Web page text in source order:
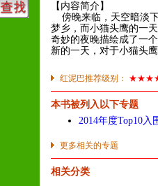
【内容简介】
傍晚来临，天空暗淡
梦乡，而小猫头鹰的一
奇妙的夜晚描绘成了一
新的一天，对于小猫头
红泥巴推荐级别：
本书被列入以下专题
2014年度Top10入
更多相关的专题
相关分类